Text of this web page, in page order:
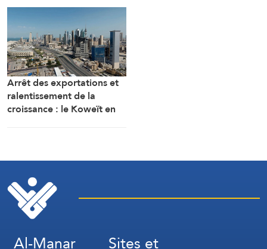
Arrêt des exportations et
ralentissement de la
croissance : le Koweït en
Al-Manar Sites et